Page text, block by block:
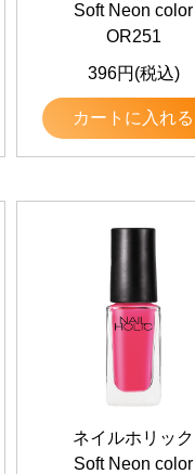
Soft Neon color
OR251
396円(税込)
カートに入れる
ネイルホリック
Soft Neon color